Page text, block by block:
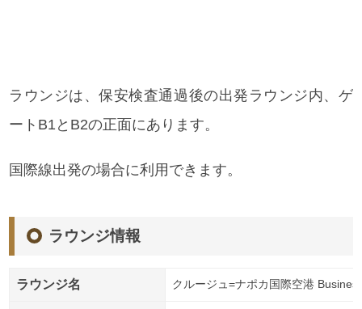
ラウンジは、保安検査通過後の出発ラウンジ内、ゲ
ートB1とB2の正面にあります。
国際線出発の場合に利用できます。
ラウンジ情報
ラウンジ名 クルージュ=ナポカ国際空港